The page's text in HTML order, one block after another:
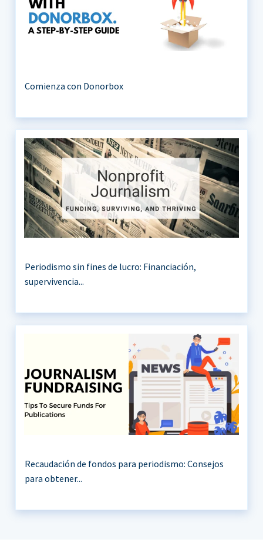
Comienza con Donorbox
Periodismo sin fines de lucro: Financiación,
supervivencia...
Recaudación de fondos para periodismo: Consejos
para obtener...